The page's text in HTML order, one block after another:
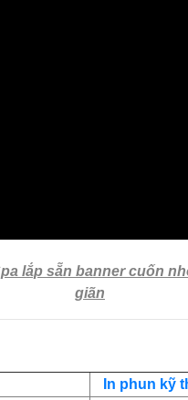
lắp sẵn banner cuốn
giãn
In phun kỹ